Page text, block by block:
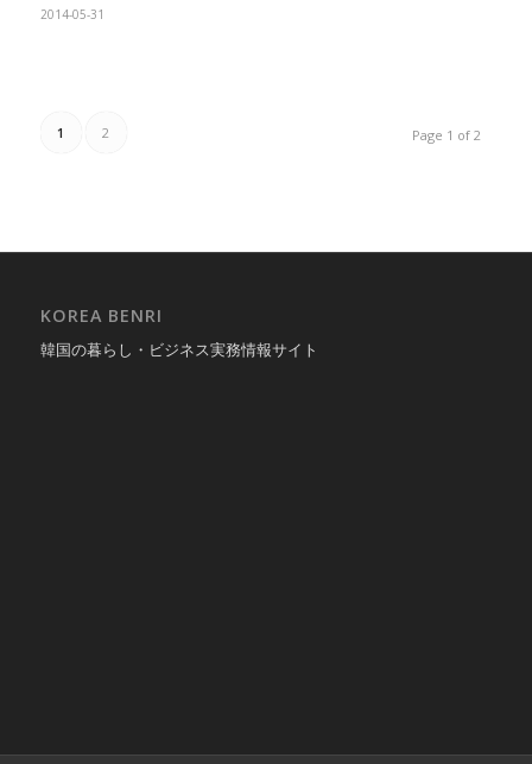
2014-05-31
Page 1 of 2
1 2
KOREA BENRI
韓国の暮らし・ビジネス実務情報サイト